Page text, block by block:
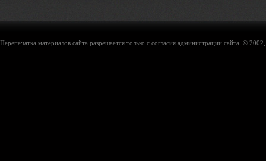
Перепечатка материалов сайта разрешается только с согласия администрации сайта. ©